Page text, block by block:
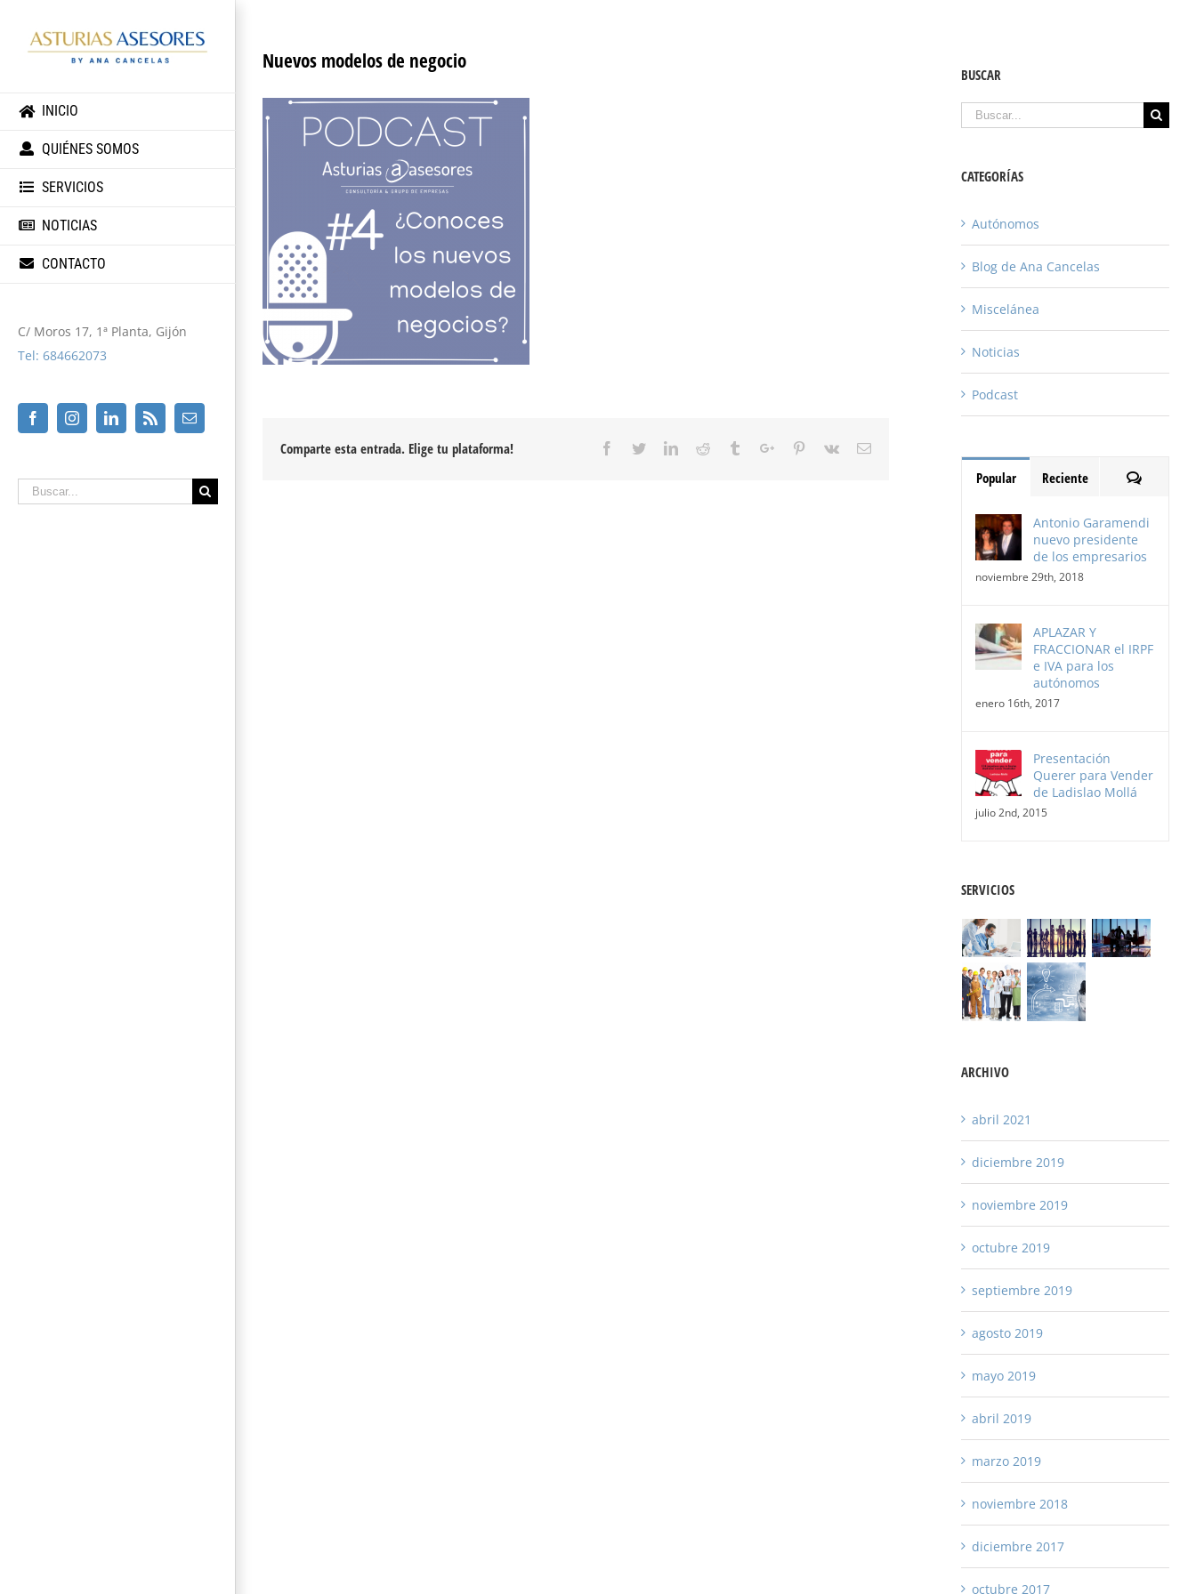
INICIO
QUIÉNES SOMOS
SERVICIOS
NOTICIAS
CONTACTO
C/ Moros 17, 1ª Planta, Gijón
Tel: 684662073
FacebookInstagramLinkedin Email
Buscar
Nuevos modelos de negocio
Comparte esta entrada. Elige tu plataforma! Facebook
TwitterLinkedinReddit TumblrGoogle+Pinterest
Vk Email
BUSCAR
Buscar
CATEGORÍAS
Autónomos
Blog de Ana Cancelas
Miscelánea
Noticias
Podcast
Popular Reciente
Antonio Garamendi
nuevo presidente
de los empresarios
noviembre 29th, 2018
APLAZAR Y
FRACCIONAR el IRPF
e IVA para los
autónomos
enero 16th, 2017
Presentación
Querer para Vender
de Ladislao Mollá
julio 2nd, 2015
SERVICIOS
ARCHIVO
abril 2021
diciembre 2019
noviembre 2019
octubre 2019
septiembre 2019
agosto 2019
mayo 2019
abril 2019
marzo 2019
noviembre 2018
diciembre 2017
octubre 2017